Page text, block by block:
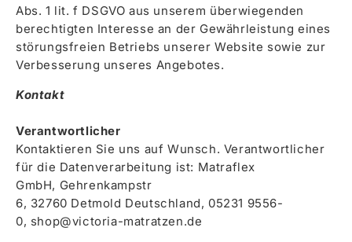
Abs. 1 lit. f DSGVO aus unserem überwiegenden
berechtigten Interesse an der Gewährleistung eines
störungsfreien Betriebs unserer Website sowie zur
Verbesserung unseres Angebotes.
Kontakt
Verantwortlicher
Kontaktieren Sie uns auf Wunsch. Verantwortlicher
für die Datenverarbeitung ist: Matraflex
GmbH, Gehrenkampstr
6, 32760 Detmold Deutschland, 05231 9556-
0, shop@victoria-matratzen.de